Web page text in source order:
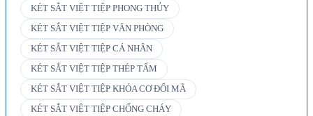
KÉT SẮT VIỆT TIỆP PHONG THỦY
KÉT SẮT VIỆT TIỆP VĂN PHÒNG
KÉT SẮT VIỆT TIỆP CÁ NHÂN
KÉT SẮT VIỆT TIỆP THÉP TẤM
KÉT SẮT VIỆT TIỆP KHÓA CƠ ĐỔI MÃ
KÉT SẮT VIỆT TIỆP CHỐNG CHÁY